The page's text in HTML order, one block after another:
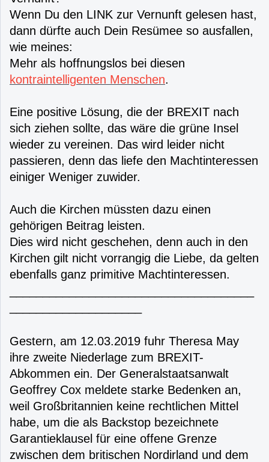
Wenn Du den LINK zur Vernunft gelesen hast,
dann dürfte auch Dein Resümee so ausfallen,
wie meines:
Mehr als hoffnungslos bei diesen
kontraintelligenten Menschen.
Eine positive Lösung, die der BREXIT nach
sich ziehen sollte, das wäre die grüne Insel
wieder zu vereinen. Das wird leider nicht
passieren, denn das liefe den Machtinteressen
einiger Weniger zuwider.
Auch die Kirchen müssten dazu einen
gehörigen Beitrag leisten.
Dies wird nicht geschehen, denn auch in den
Kirchen gilt nicht vorrangig die Liebe, da gelten
ebenfalls ganz primitive Machtinteressen.
Gestern, am 12.03.2019 fuhr Theresa May
ihre zweite Niederlage zum BREXIT-
Abkommen ein. Der Generalstaatsanwalt
Geoffrey Cox meldete starke Bedenken an,
weil Großbritannien keine rechtlichen Mittel
habe, um die als Backstop bezeichnete
Garantieklausel für eine offene Grenze
zwischen dem britischen Nordirland und dem